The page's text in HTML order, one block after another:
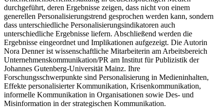
durchgeführt, deren Ergebnisse zeigen, dass nicht von einem
generellen Personalisierungstrend gesprochen werden kann, sondern
dass unterschiedliche Personalisierungsindikatoren auch
unterschiedliche Ergebnisse liefern. Abschließend werden die
Ergebnisse eingeordnet und Implikationen aufgezeigt. Die Autorin
Nora Denner ist wissenschaftliche Mitarbeiterin am Arbeitsbereich
Unternehmenskommunikation/PR am Institut für Publizistik der
Johannes Gutenberg-Universität Mainz. Ihre
Forschungsschwerpunkte sind Personalisierung in Medieninhalten,
Effekte personalisierter Kommunikation, Krisenkommunikation,
informelle Kommunikation in Organisationen sowie Des- und
Misinformation in der strategischen Kommunikation.